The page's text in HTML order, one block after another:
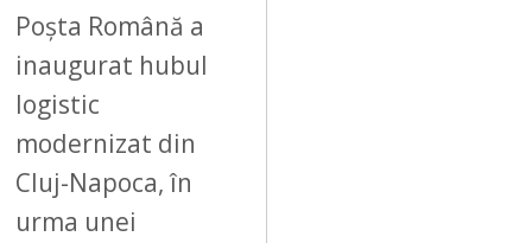
Poșta Română a
inaugurat hubul
logistic
modernizat din
Cluj-Napoca, în
urma unei